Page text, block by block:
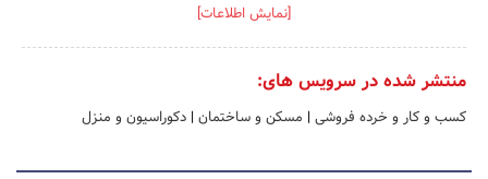
[نمایش اطلاعات]
منتشر شده در سرویس های:
کسب و کار و خرده فروشی | مسکن و ساختمان | دکوراسیون و منزل